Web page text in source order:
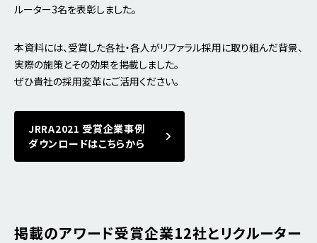
ルーター3名を表彰しました。
本資料には、受賞した各社・各人がリファラル採用に取り組んだ背景、
実際の施策とその効果を掲載しました。
ぜひ貴社の採用変革にご活用ください。
JRRA2021 受賞企業事例
ダウンロードはこちらから
掲載のアワード受賞企業12社とリクルーター